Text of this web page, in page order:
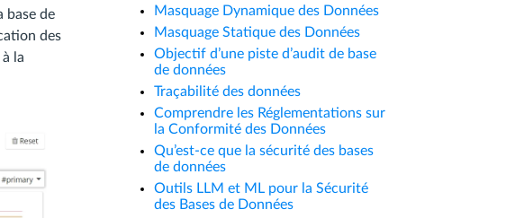
base de
des
la
Masquage Dynamique des Données
Masquage Statique des Données
Objectif d’une piste d’audit de base
de données
Traçabilité des données
Comprendre les Réglementations sur
la Conformité des Données
Qu’est-ce que la sécurité des bases
de données
Outils LLM et ML pour la Sécurité
des Bases de Données